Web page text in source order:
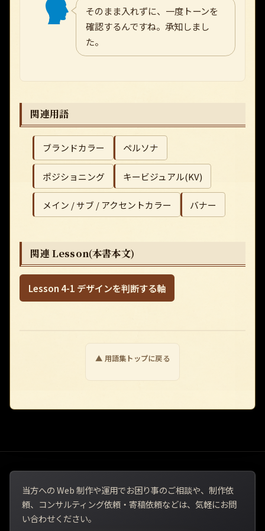
そのまま入れずに、一度トーンを
確認するんですね。承知しまし
た。
関連用語
ブランドカラー ペルソナ
ポジショニング キービジュアル(KV)
メイン / サブ / アクセントカラー バナー
関連 Lesson(本書本文)
Lesson 4-1 デザインを判断する軸
▲ 用語集トップに戻る
当方への Web 制作や運用でお困り事のご相談や、制作依
頼、コンサルティング依頼・寄稿依頼などは、気軽にお問
い合わせください。